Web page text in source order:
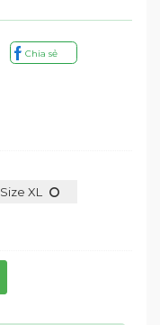
Chia sẻ
Size XL